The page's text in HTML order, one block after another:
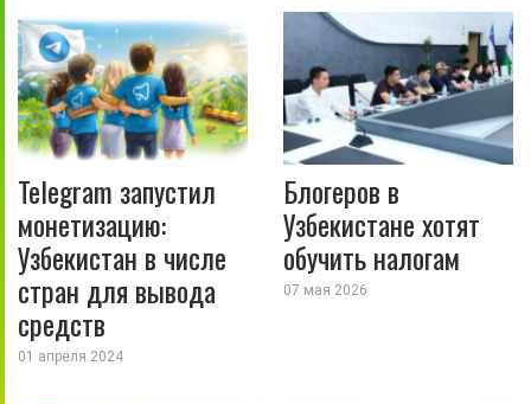
Telegram запустил
монетизацию:
Узбекистан в числе
стран для вывода
средств
01 апреля 2024
Блогеров в
Узбекистане хотят
обучить налогам
07 мая 2026